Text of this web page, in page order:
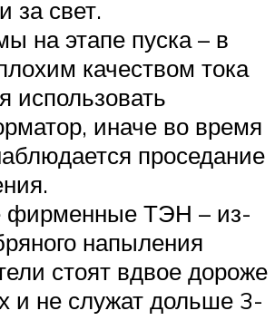
за свет.
на этапе пуска – в
качеством тока
использовать
иначе во время
проседание
фирменные ТЭН – из-
напыления
стоят вдвое дороже
и не служат дольше 3-